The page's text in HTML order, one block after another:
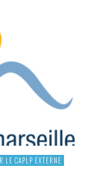
LE CAPLP EXTERNE